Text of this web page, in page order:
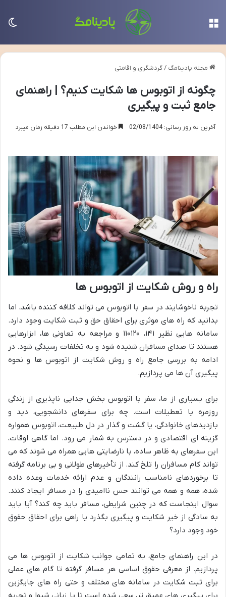
مجله پادینامگ /گردشگری و اقامتی
چگونه از اتوبوس ها شکایت کنیم؟ | راهنمای
جامع ثبت و پیگیری
آخرین به روز رسانی: 02/08/1404 خواندن این مطلب 17 دقیقه زمان میبرد
راه و روش شکایت از اتوبوس ها
تجربه ناخوشایند در سفر با اتوبوس می تواند کلافه کننده باشد، اما
بدانید که راه های موثری برای احقاق حق و ثبت شکایت وجود دارد.
سامانه هایی نظیر ۱۴۱، ۱۱۰۱۲۰ و مراجعه به تعاونی ها، ابزارهایی
هستند تا صدای مسافران شنیده شود و به تخلفات رسیدگی شود. در
ادامه به بررسی جامع راه و روش شکایت از اتوبوس ها و نحوه
پیگیری آن ها می پردازیم.
برای بسیاری از ما، سفر با اتوبوس بخش جدایی ناپذیری از زندگی
روزمره یا تعطیلات است. چه برای سفرهای دانشجویی، دید و
بازدیدهای خانوادگی، یا گشت و گذار در دل طبیعت، اتوبوس همواره
گزینه ای اقتصادی و در دسترس به شمار می رود. اما گاهی اوقات،
این سفرهای به ظاهر ساده، با نارضایتی هایی همراه می شوند که می
تواند کام مسافران را تلخ کند. از تأخیرهای طولانی و بی برنامه گرفته
تا برخوردهای نامناسب رانندگان و عدم ارائه خدمات وعده داده
شده، همه و همه می توانند حس ناامیدی را در مسافر ایجاد کنند.
سوال اینجاست که در چنین شرایطی، مسافر باید چه کند؟ آیا باید
به سادگی از خیر شکایت و پیگیری بگذرد یا راهی برای احقاق حقوق
خود وجود دارد؟
در این راهنمای جامع، به تمامی جوانب شکایت از اتوبوس ها می
پردازیم. از معرفی حقوق اساسی هر مسافر گرفته تا گام های عملی
برای ثبت شکایت در سامانه های مختلف و حتی راه های جایگزین